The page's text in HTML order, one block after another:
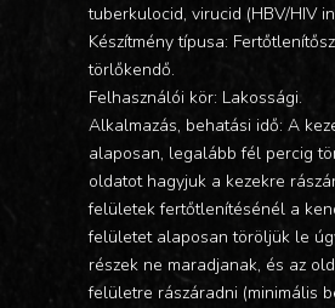
tuberkulocid, virucid (HBV/HIV
Készítmény típusa:
törlőkendő.
Felhasználói kör: Lakossági.
Alkalmazás, behatási idő: A
alaposan, legalább fél percig
oldatot hagyjuk a kezekre
felületek fertőtlenítésénél a
felületet alaposan töröljük le
részek ne maradjanak, és az
felületre rászáradni (minimális